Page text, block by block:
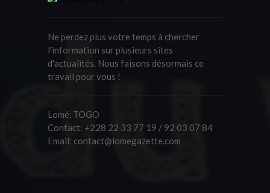
Ne perdez plus votre temps à chercher
l'information sur plusieurs sites
d'actualités. Nous faisons désormais ce
travail pour vous !
Lomé, TOGO
Contact: +228 22 33 77 19 / 92 03 07 84
Email: contact@lomegazette.com